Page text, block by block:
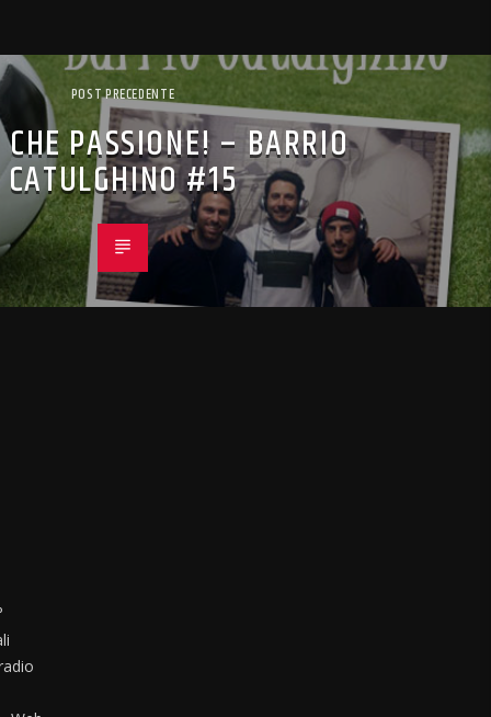
POST PRECEDENTE
CHE PASSIONE! – BARRIO
CATULGHINO #15